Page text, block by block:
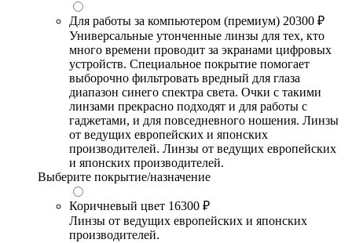
Для работы за компьютером (премиум) 20300 ₽
Универсальные утонченные линзы для тех, кто
много времени проводит за экранами цифровых
устройств. Специальное покрытие помогает
выборочно фильтровать вредный для глаза
диапазон синего спектра света. Очки с такими
линзами прекрасно подходят и для работы с
гаджетами, и для повседневного ношения. Линзы
от ведущих европейских и японских
производителей. Линзы от ведущих европейских
и японских производителей.
Выберите покрытие/назначение
Коричневый цвет 16300 ₽
Линзы от ведущих европейских и японских
производителей.